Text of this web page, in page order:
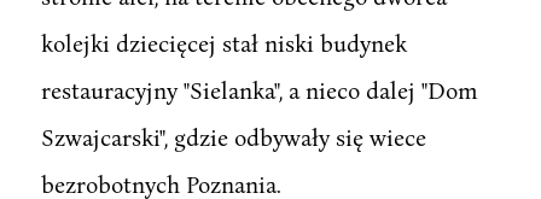
kolejki dziecięcej stał niski budynek
restauracyjny "Sielanka", a nieco dalej "Dom
Szwajcarski", gdzie odbywały się wiece
bezrobotnych Poznania.